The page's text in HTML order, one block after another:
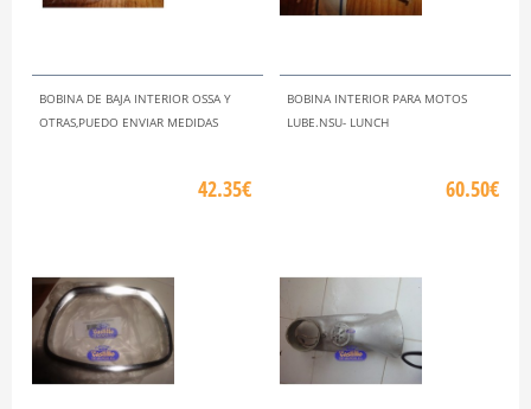
BOBINA DE BAJA INTERIOR OSSA Y
OTRAS,PUEDO ENVIAR MEDIDAS
42.35€
BOBINA INTERIOR PARA MOTOS
LUBE.NSU- LUNCH
60.50€